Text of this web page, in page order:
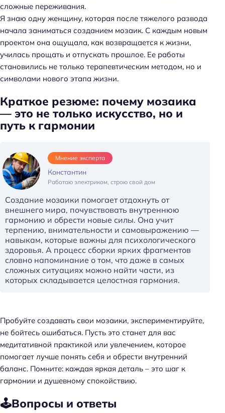
сложные переживания.
Я знаю одну женщину, которая после тяжелого развода
начала заниматься созданием мозаик. С каждым новым
проектом она ощущала, как возвращается к жизни,
училась прощать и отпускать прошлое. Ее работы
становились не только терапевтическим методом, но и
символами нового этапа жизни.
Краткое резюме: почему мозаика
— это не только искусство, но и
путь к гармонии
Мнение эксперта
Константин
Работаю электриком, строю свой дом
Создание мозаики помогает отдохнуть от
внешнего мира, почувствовать внутреннюю
гармонию и обрести новые силы. Она учит
терпению, внимательности и самовыражению —
навыкам, которые важны для психологического
здоровья. А процесс сборки ярких фрагментов
словно напоминание о том, что даже в самых
сложных ситуациях можно найти части, из
которых складывается целостная гармония.
Пробуйте создавать свои мозаики, экспериментируйте,
не бойтесь ошибаться. Пусть это станет для вас
медитативной практикой или увлечением, которое
помогает лучше понять себя и обрести внутренний
баланс. Помните: каждая яркая деталь – это шаг к
гармонии и душевному спокойствию.
🕹️Вопросы и ответы